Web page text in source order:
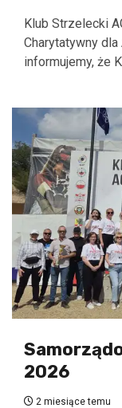
Klub Strzelecki
Charytatywny
informujemy, że
2026
2 miesiące temu